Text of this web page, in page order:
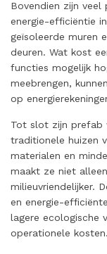
Bovendien zijn
energie-efficiëntie
geïsoleerde muren
deuren. Wat kost
functies mogelijk
meebrengen,
op
Tot slot zijn prefab
traditionele huizen
materialen en
maakt ze niet
milieuvriendelijker.
en energie-
lagere ecologische
operationele kosten.